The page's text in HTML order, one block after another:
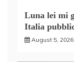
Luna lei mi
Italia
August 5, 2026